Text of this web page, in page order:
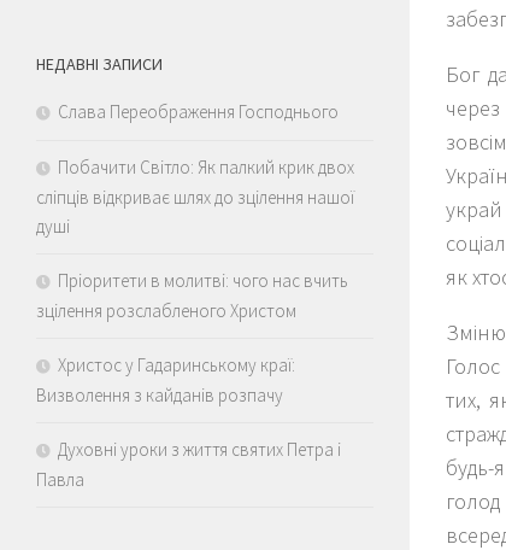
Бог
як
тих,
НЕДАВНІ ЗАПИСИ
Слава Переображення Господнього
Побачити Світло: Як палкий крик двох
сліпців відкриває шлях до зцілення нашої
душі
Пріоритети в молитві: чого нас вчить
зцілення розслабленого Христом
Христос у Гадаринському краї:
Визволення з кайданів розпачу
Духовні уроки з життя святих Петра і
Павла